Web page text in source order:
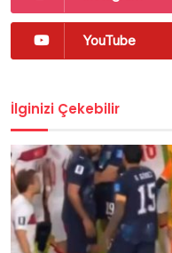
YouTube
İlginizi Çekebilir